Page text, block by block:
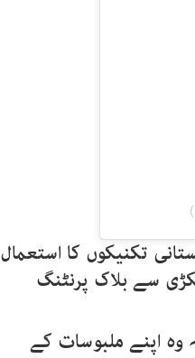
تکنیکوں کا استعمال
سے بلاک پرنٹنگ
وہ اپنے ملبوسات کے